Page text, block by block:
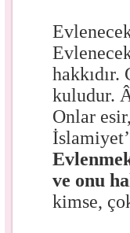
kuludur.
Onlar
ve onu
kimse,